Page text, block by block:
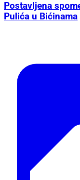
Postavljena
Pulića u Bićinama